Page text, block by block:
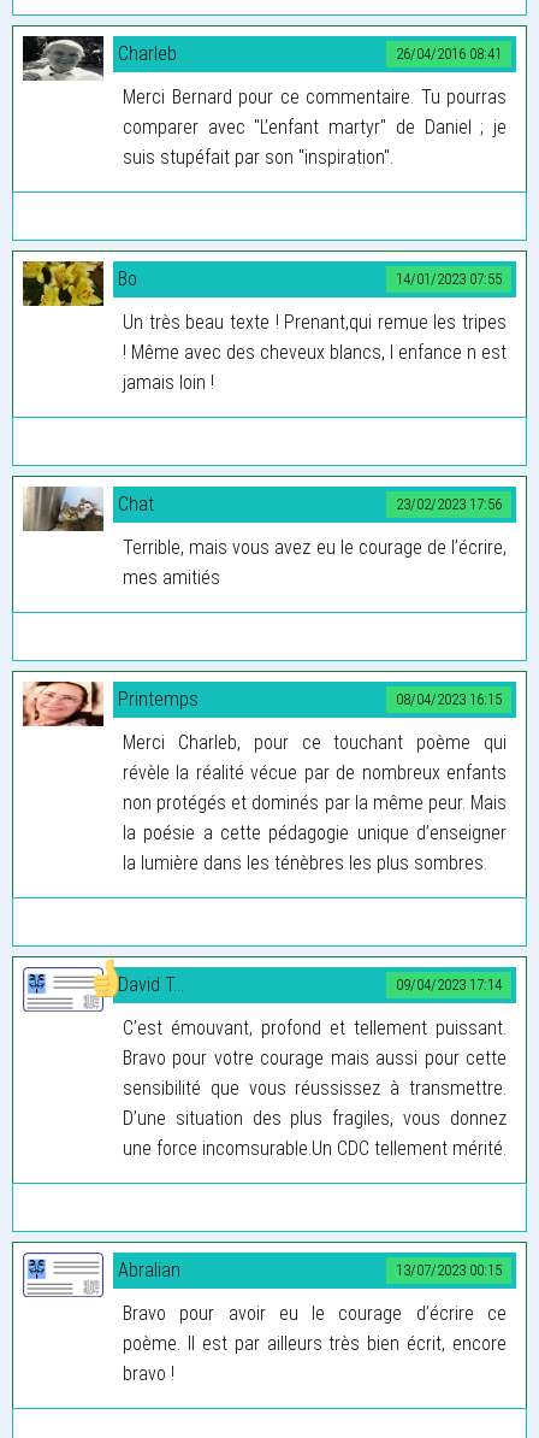
26/04/2016 08:41
Charleb
Merci Bernard pour ce commentaire. Tu pourras
comparer avec "L’enfant martyr" de Daniel ; je
suis stupéfait par son "inspiration".
14/01/2023 07:55
Bo
Un très beau texte ! Prenant,qui remue les tripes
! Même avec des cheveux blancs, l enfance n est
jamais loin !
23/02/2023 17:56
Chat
Terrible, mais vous avez eu le courage de l’écrire,
mes amitiés
08/04/2023 16:15
Printemps
Merci Charleb, pour ce touchant poème qui
révèle la réalité vécue par de nombreux enfants
non protégés et dominés par la même peur. Mais
la poésie a cette pédagogie unique d’enseigner
la lumière dans les ténèbres les plus sombres.
09/04/2023 17:14
David T...
C’est émouvant, profond et tellement puissant.
Bravo pour votre courage mais aussi pour cette
sensibilité que vous réussissez à transmettre.
D’une situation des plus fragiles, vous donnez
une force incomsurable.Un CDC tellement mérité.
13/07/2023 00:15
Abralian
Bravo pour avoir eu le courage d’écrire ce
poème. Il est par ailleurs très bien écrit, encore
bravo !